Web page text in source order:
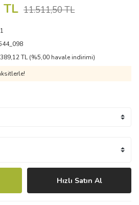
TL 11.511,50 TL
TL (%5,00 havale indirimi)
Hızlı Satın Al